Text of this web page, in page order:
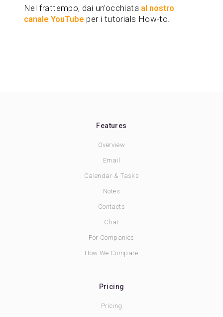
Nel frattempo, dai un'occhiata al nostro
canale YouTube per i tutorials How-to.
Features
Overview
Email
Calendar & Tasks
Notes
Contacts
Chat
For Companies
How We Compare
Pricing
Pricing